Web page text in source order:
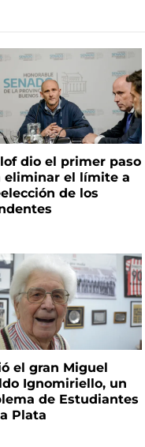
dio el primer paso
eliminar el límite a
de los
el gran Miguel
Ignomiriello, un
de Estudiantes
Plata